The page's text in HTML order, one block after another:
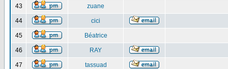
43 zuane
44 cici
45 Béatrice
46 RAY
47 tassuad